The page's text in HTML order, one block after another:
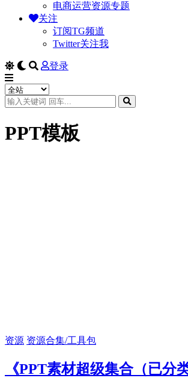
电商运营资源专题
关注
订阅TG频道
Twitter关注我
登录
PPT模板
资源 资源合集/工具包
《PPT素材超级集合（已